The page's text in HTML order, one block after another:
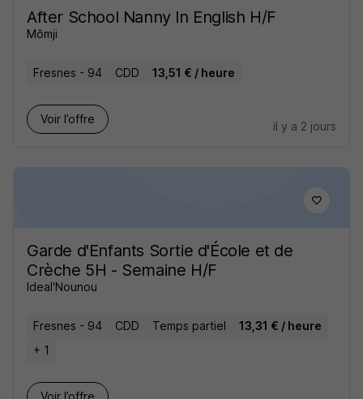
After School Nanny In English H/F
Mômji
Fresnes - 94 CDD 13,51 € / heure
Voir l’offre
il y a 2 jours
Garde d'Enfants Sortie d'École et de
Crèche 5H - Semaine H/F
Ideal'Nounou
Fresnes - 94 CDD Temps partiel
13,31 € / heure
+ 1
Voir l’offre